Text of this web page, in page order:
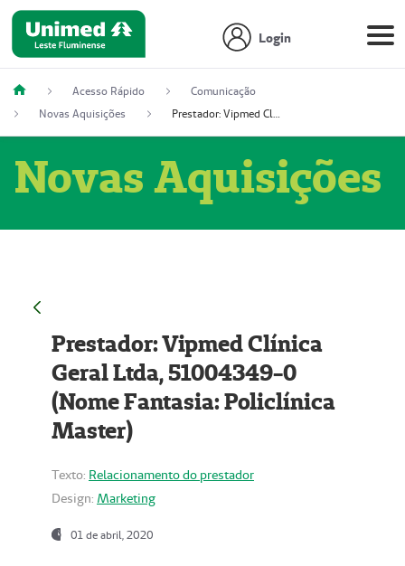
Login
Acesso Rápido
Comunicação
Novas Aquisições
Prestador: Vipmed Clínica Geral Ltda, 51004349-0 (Nome Fantasia: Policlínica Master)
Novas Aquisições
Prestador: Vipmed Clínica
Geral Ltda, 51004349-0
(Nome Fantasia: Policlínica
Master)
Texto: Relacionamento do prestador
Design: Marketing
01 de abril, 2020